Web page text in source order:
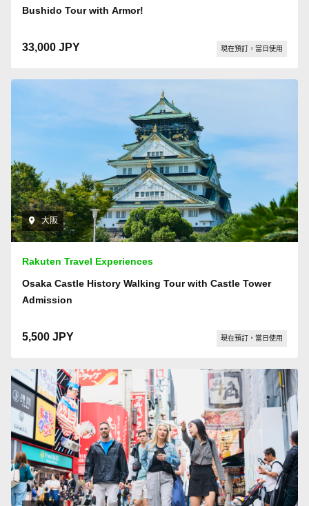
Bushido Tour with Armor!
33,000 JPY 現在預訂，當日使用
大阪
Rakuten Travel Experiences
Osaka Castle History Walking Tour with Castle Tower
Admission
5,500 JPY 現在預訂，當日使用